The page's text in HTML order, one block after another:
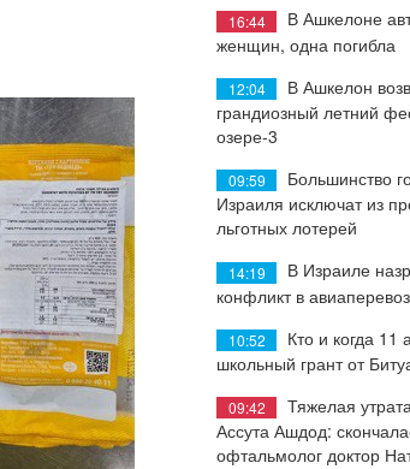
16:44
В Ашкелоне
женщин, одна погибла
12:04
В Ашкелон
грандиозный летний
озере-3
09:59
Большинство
Израиля исключат из
льготных лотерей
14:19
В Израиле
конфликт в
10:52
Кто и когда 11
школьный грант от
09:42
Тяжелая
Ассута Ашдод:
офтальмолог доктор